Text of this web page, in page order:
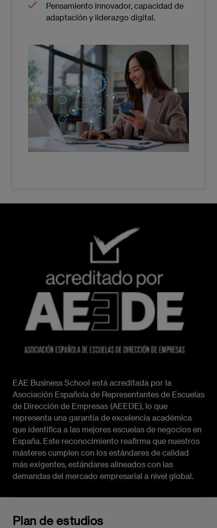
Pensamiento innovador, capacidad de
adaptación y liderazgo digital.
Imagen
EAE Business School está acreditada por la
Asociación Española de Representantes de Escuelas
de Dirección de Empresas (AEEDE), lo que
representa una garantía de excelencia académica
que identifica a las mejores escuelas de negocios en
España. Este reconocimiento reafirma que nuestros
másteres cumplen con los estándares de calidad
más exigentes, estándares alineados con las
demandas del mercado empresarial a nivel global.
Plan de estudios